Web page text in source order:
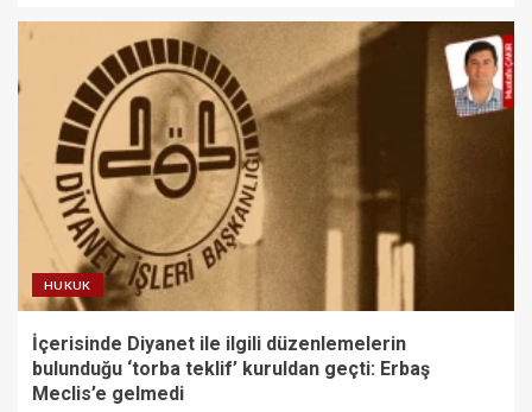
HUKUK
İçerisinde Diyanet ile ilgili düzenlemelerin
bulunduğu ‘torba teklif’ kuruldan geçti: Erbaş
Meclis’e gelmedi